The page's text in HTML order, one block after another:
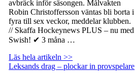
avbräck inför säsongen. Målvakten
Robin Christoffersson väntas bli borta i
fyra till sex veckor, meddelar klubben.
// Skaffa Hockeynews PLUS – nu med
Swish! ✔ 3 måna …
Läs hela artikeln >>
Leksands drag – plockar in provspelare